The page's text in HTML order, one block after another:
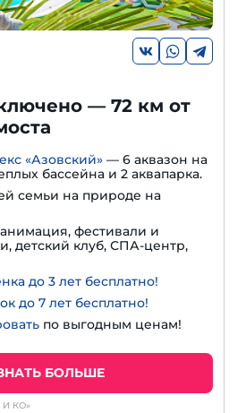
— 72 км от
«Азовский» — 6 аквазон на
бассейна и 2 аквапарка.
семьи на природе на
фестивали и
детский клуб, СПА-центр,
до 3 лет бесплатно!
до 7 лет бесплатно!
по выгодным ценам!
БОЛЬШЕ
И КО»